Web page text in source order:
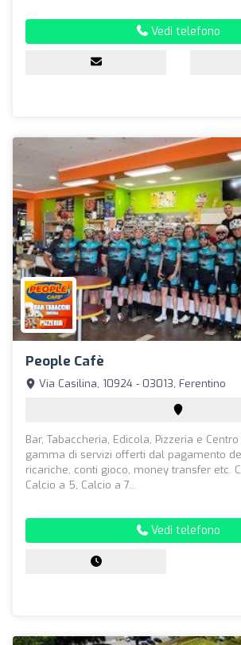
Vedi telefono
People Cafè
Via Casilina, 10924 - 03013, Ferentino
Bar, Tabaccheria, Edicola, Pizzeria e
gamma di servizi offerti dal pagamento
ricariche, conti gioco, money transfer etc.
Calcio a 5, Calcio a 7...
Vedi telefono